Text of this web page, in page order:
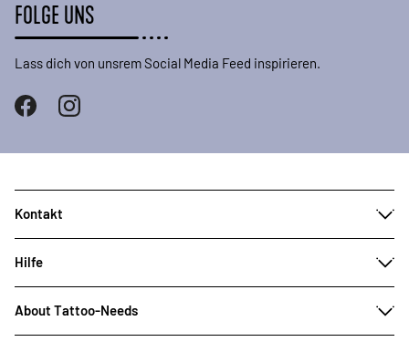
FOLGE UNS
Lass dich von unsrem Social Media Feed inspirieren.
Kontakt
Hilfe
About Tattoo-Needs